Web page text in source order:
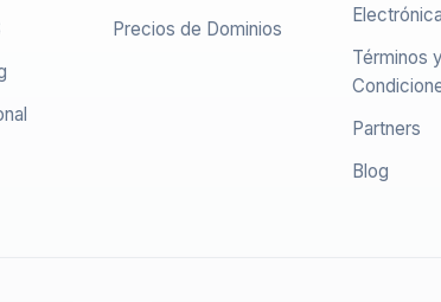
Precios de Dominios
Electrónica
Términos y
Partners
Blog